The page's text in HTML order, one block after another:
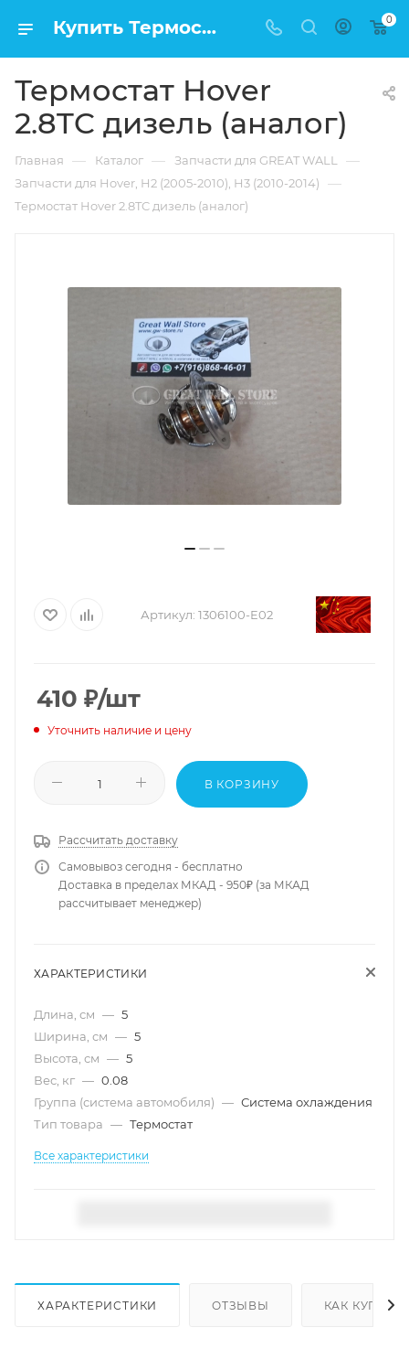
Купить Термостат Hover 2.8TC дизель (аналог) в Москве по низкой цене 0
Термостат Hover
2.8TC дизель (аналог)
Главная — Каталог — Запчасти для GREAT WALL —
Запчасти для Hover, H2 (2005-2010), H3 (2010-2014) —
Термостат Hover 2.8TC дизель (аналог)
Артикул: 1306100-E02
410 ₽/шт
Уточнить наличие и цену
В КОРЗИНУ
Рассчитать доставку
Самовывоз сегодня - бесплатно
Доставка в пределах МКАД - 950₽ (за МКАД
рассчитывает менеджер)
ХАРАКТЕРИСТИКИ
Длина, см — 5
Ширина, см — 5
Высота, см — 5
Вес, кг — 0.08
Группа (система автомобиля) — Система охлаждения
Тип товара — Термостат
Все характеристики
ХАРАКТЕРИСТИКИ ОТЗЫВЫ КАК КУПИТЬ